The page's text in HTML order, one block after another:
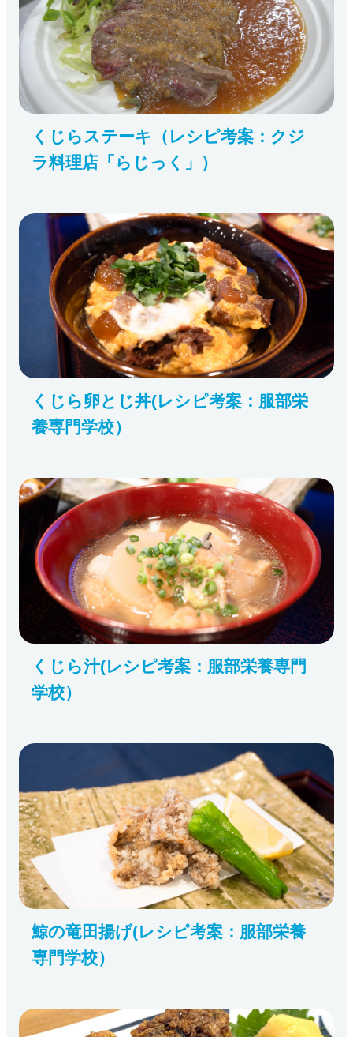
くじらステーキ（レシピ考案：クジ
ラ料理店「らじっく」）
くじら卵とじ丼(レシピ考案：服部栄
養専門学校）
くじら汁(レシピ考案：服部栄養専門
学校）
鯨の竜田揚げ(レシピ考案：服部栄養
専門学校）